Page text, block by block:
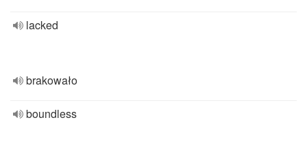
lacked
brakowało
boundless